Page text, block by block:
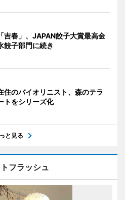
吉春」、JAPAN餃子大賞最高金
子部門に続き
住のバイオリニスト、森のテラ
トをシリーズ化
と見る
フラッシュ